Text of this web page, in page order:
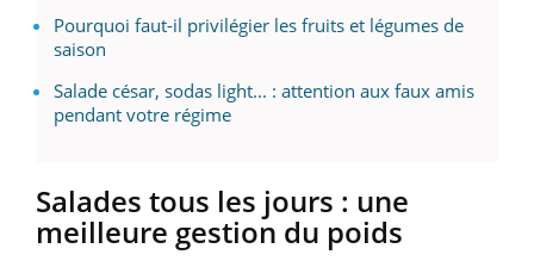
Pourquoi faut-il privilégier les fruits et légumes de
saison
Salade césar, sodas light... : attention aux faux amis
pendant votre régime
Salades tous les jours : une
meilleure gestion du poids